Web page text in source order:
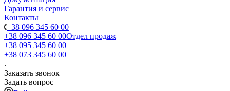
Гарантия и сервис
Контакты
+38 096 345 60 00
+38 096 345 60 00Отдел продаж
+38 095 345 60 00
+38 073 345 60 00
Заказать звонок
Задать вопрос